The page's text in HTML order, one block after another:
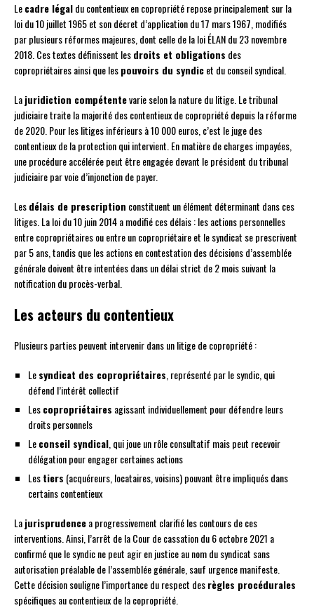
Lecadre légaldu contentieux en copropriété repose principalement sur la
loi du 10 juillet 1965 et son décret d’application du 17 mars 1967, modifiés
par plusieurs réformes majeures, dont celle de la loi ÉLAN du 23 novembre
2018. Ces textes définissent lesdroits et obligations des
copropriétaires ainsi que lespouvoirs du syndicet du conseil syndical.
Lajuridiction compétentevarie selon la nature du litige. Le tribunal
judiciaire traite la majorité des contentieux de copropriété depuis la réforme
de 2020. Pour les litiges inférieurs à 10 000 euros, c’est le juge des
contentieux de la protection qui intervient. En matière de charges impayées,
une procédure accélérée peut être engagée devant le président du tribunal
judiciaire par voie d’injonction de payer.
Lesdélais de prescription constituent un élément déterminant dans ces
litiges. La loi du 10 juin 2014 a modifié ces délais : les actions personnelles
entre copropriétaires ou entre un copropriétaire et le syndicat se prescrivent
par 5 ans, tandis que les actions en contestation des décisions d’assemblée
générale doivent être intentées dans un délai strict de 2 mois suivant la
notification du procès-verbal.
Les acteurs du contentieux
Plusieurs parties peuvent intervenir dans un litige de copropriété :
Lesyndicat des copropriétaires, représenté par le syndic, qui
défend l’intérêt collectif
Lescopropriétaires agissant individuellement pour défendre leurs
droits personnels
Leconseil syndical, qui joue un rôle consultatif mais peut recevoir
délégation pour engager certaines actions
Lestiers (acquéreurs, locataires, voisins) pouvant être impliqués dans
certains contentieux
Lajurisprudencea progressivement clarifié les contours de ces
interventions. Ainsi, l’arrêt de la Cour de cassation du 6 octobre 2021 a
confirmé que le syndic ne peut agir en justice au nom du syndicat sans
autorisation préalable de l’assemblée générale, sauf urgence manifeste.
Cette décision souligne l’importance du respect desrègles procédurales
spécifiques au contentieux de la copropriété.